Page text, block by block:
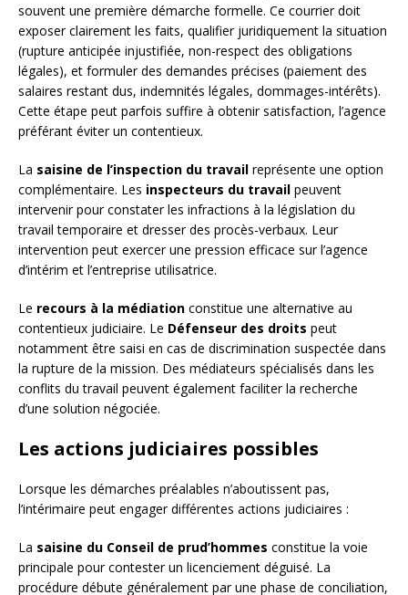
souvent une première démarche formelle. Ce courrier doit
exposer clairement les faits, qualifier juridiquement la situation
(rupture anticipée injustifiée, non-respect des obligations
légales), et formuler des demandes précises (paiement des
salaires restant dus, indemnités légales, dommages-intérêts).
Cette étape peut parfois suffire à obtenir satisfaction, l’agence
préférant éviter un contentieux.
La saisine de l’inspection du travail représente une option
complémentaire. Les inspecteurs du travail peuvent
intervenir pour constater les infractions à la législation du
travail temporaire et dresser des procès-verbaux. Leur
intervention peut exercer une pression efficace sur l’agence
d’intérim et l’entreprise utilisatrice.
Le recours à la médiation constitue une alternative au
contentieux judiciaire. Le Défenseur des droits peut
notamment être saisi en cas de discrimination suspectée dans
la rupture de la mission. Des médiateurs spécialisés dans les
conflits du travail peuvent également faciliter la recherche
d’une solution négociée.
Les actions judiciaires possibles
Lorsque les démarches préalables n’aboutissent pas,
l’intérimaire peut engager différentes actions judiciaires :
La saisine du Conseil de prud’hommes constitue la voie
principale pour contester un licenciement déguisé. La
procédure débute généralement par une phase de conciliation,